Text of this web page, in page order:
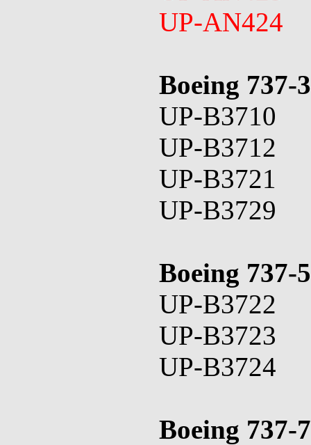
UP-AN424
Boeing 737-
UP-B3710
UP-B3712
UP-B3721
UP-B3729
Boeing 737-
UP-B3722
UP-B3723
UP-B3724
Boeing 737-